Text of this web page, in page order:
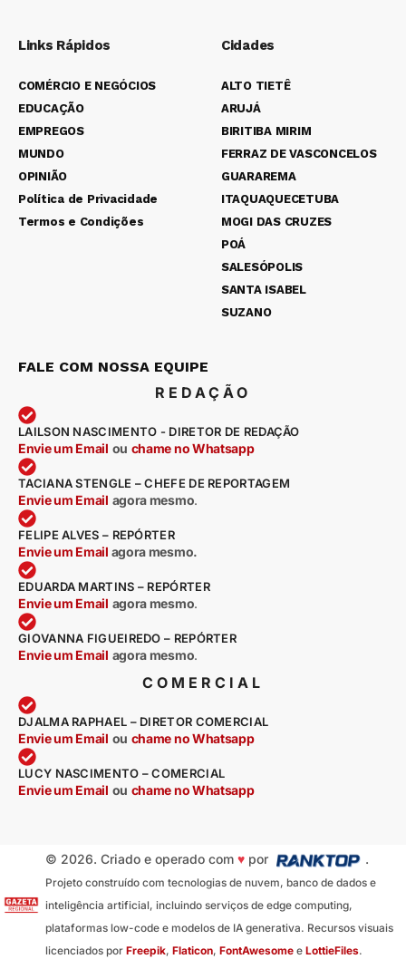
Links Rápidos
COMÉRCIO E NEGÓCIOS
EDUCAÇÃO
EMPREGOS
MUNDO
OPINIÃO
Política de Privacidade
Termos e Condições
Cidades
ALTO TIETÊ
ARUJÁ
BIRITIBA MIRIM
FERRAZ DE VASCONCELOS
GUARAREMA
ITAQUAQUECETUBA
MOGI DAS CRUZES
POÁ
SALESÓPOLIS
SANTA ISABEL
SUZANO
FALE COM NOSSA EQUIPE
REDAÇÃO
LAILSON NASCIMENTO - DIRETOR DE REDAÇÃO
Envie um Email ou chame no Whatsapp
TACIANA STENGLE – CHEFE DE REPORTAGEM
Envie um Email agora mesmo.
FELIPE ALVES – REPÓRTER
Envie um Email agora mesmo.
EDUARDA MARTINS – REPÓRTER
Envie um Email agora mesmo.
GIOVANNA FIGUEIREDO – REPÓRTER
Envie um Email agora mesmo.
COMERCIAL
DJALMA RAPHAEL – DIRETOR COMERCIAL
Envie um Email ou chame no Whatsapp
LUCY NASCIMENTO – COMERCIAL
Envie um Email ou chame no Whatsapp
© 2026. Criado e operado com ♥por .
Projeto construído com tecnologias de nuvem, banco de dados e
inteligência artificial, incluindo serviços de edge computing,
plataformas low-code e modelos de IA generativa. Recursos visuais
licenciados por Freepik, Flaticon, FontAwesomee LottieFiles.